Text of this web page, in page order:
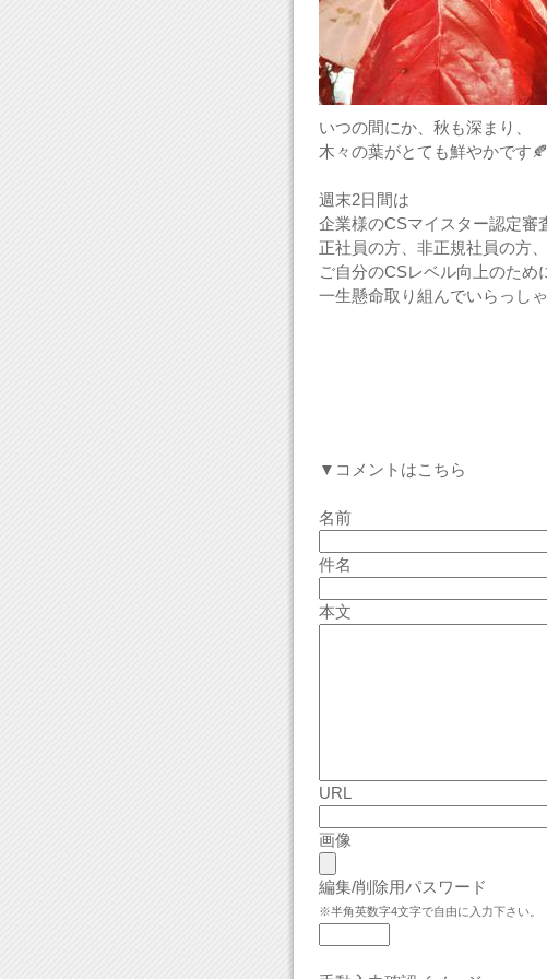
いつの間にか、秋も深まり、
木々の葉がとても鮮やかです
週末2日間は
企業様のCSマイスター認定審
正社員の方、非正規社員の方
ご自分のCSレベル向上のため
一生懸命取り組んでいらっしゃ
▼コメントはこちら
名前
件名
本文
URL
画像
編集/削除用パスワード
※半角英数字4文字で自由に入力下さい。